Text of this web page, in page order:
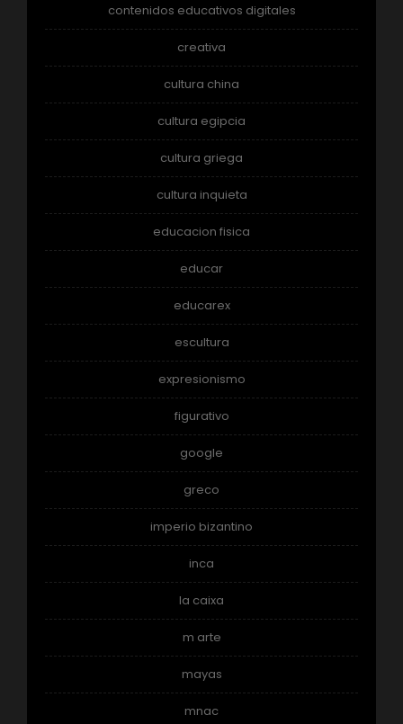
contenidos educativos digitales
creativa
cultura china
cultura egipcia
cultura griega
cultura inquieta
educacion fisica
educar
educarex
escultura
expresionismo
figurativo
google
greco
imperio bizantino
inca
la caixa
m arte
mayas
mnac